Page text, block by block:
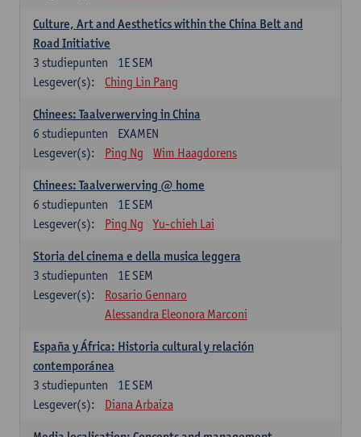
Culture, Art and Aesthetics within the China Belt and
Road Initiative
1E SEM
3 studiepunten
Lesgever(s):
Ching Lin Pang
Chinees: Taalverwerving in China
EXAMEN
6 studiepunten
Lesgever(s):
Ping Ng Wim Haagdorens
Chinees: Taalverwerving @ home
1E SEM
6 studiepunten
Lesgever(s):
Ping Ng Yu-chieh Lai
Storia del cinema e della musica leggera
1E SEM
3 studiepunten
Lesgever(s):
Rosario Gennaro
Alessandra Eleonora Marconi
España y África: Historia cultural y relación
contemporánea
1E SEM
3 studiepunten
Lesgever(s):
Diana Arbaiza